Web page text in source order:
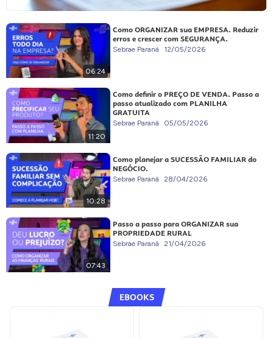
06:24
Como ORGANIZAR sua EMPRESA. Reduzir
erros e crescer com SEGURANÇA.
Sebrae Paraná 12/05/2026
11:20
Como definir o PREÇO DE VENDA. Passo a
passo atualizado com PLANILHA
GRATUITA
Sebrae Paraná 05/05/2026
10:28
Como planejar a SUCESSÃO FAMILIAR do
NEGÓCIO.
Sebrae Paraná 28/04/2026
07:43
Passo a passo para ORGANIZAR sua
PROPRIEDADE RURAL
Sebrae Paraná 21/04/2026
EBOOKS